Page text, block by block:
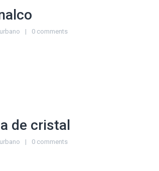
0 comments
de cristal
0 comments